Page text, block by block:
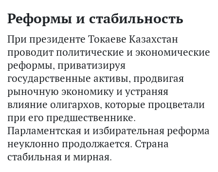
Реформы и стабильность
При президенте Токаеве Казахстан
проводит политические и экономические
реформы, приватизируя
государственные активы, продвигая
рыночную экономику и устраняя
влияние олигархов, которые процветали
при его предшественнике.
Парламентская и избирательная реформа
неуклонно продолжается. Страна
стабильная и мирная.